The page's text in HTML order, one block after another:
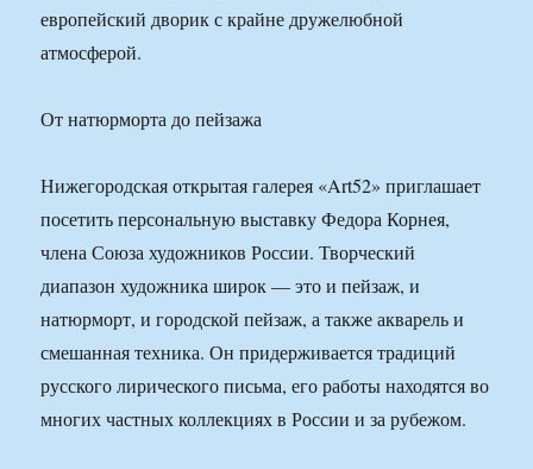
европейский дворик с крайне дружелюбной
атмосферой.
От натюрморта до пейзажа
Нижегородская открытая галерея «Art52» приглашает
посетить персональную выставку Федора Корнея,
члена Союза художников России. Творческий
диапазон художника широк — это и пейзаж, и
натюрморт, и городской пейзаж, а также акварель и
смешанная техника. Он придерживается традиций
русского лирического письма, его работы находятся во
многих частных коллекциях в России и за рубежом.